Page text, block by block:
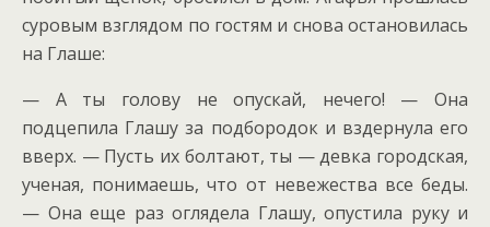
суровым взглядом по гостям и снова остановилась
на Глаше:
— А ты голову не опускай, нечего! — Она
подцепила Глашу за подбородок и вздернула его
вверх. — Пусть их болтают, ты — девка городская,
ученая, понимаешь, что от невежества все беды.
— Она еще раз оглядела Глашу, опустила руку и